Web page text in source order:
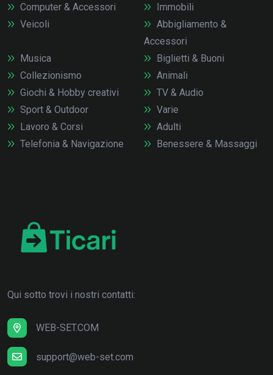
Computer & Accessori
Veicoli
Immobili
Abbigliamento &
Accessori
Musica
Collezionismo
Giochi & Hobby creativi
Sport & Outdoor
Lavoro & Corsi
Telefonia & Navigazione
Biglietti & Buoni
Animali
TV & Audio
Varie
Adulti
Benessere & Massaggi
Qui sotto trovi i nostri contatti:
WEB-SET.COM
support@web-set.com